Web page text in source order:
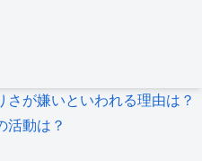
さが嫌いといわれる理由は？
活動は？